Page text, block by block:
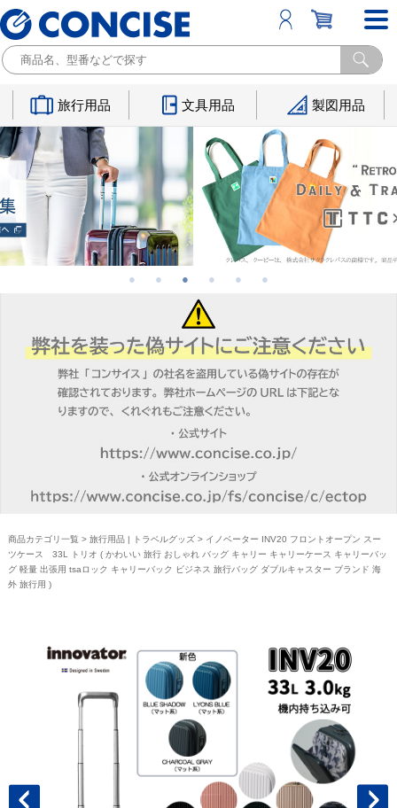
旅行用品 文具用品 製図用品
商品カテゴリ一覧 > 旅行用品 | トラベルグッズ> イノベーター INV20 フロントオープン スー
ツケース 33L トリオ ( かわいい 旅行 おしゃれ バッグ キャリー キャリーケース キャリーバッ
グ 軽量 出張用 tsaロック キャリーバック ビジネス 旅行バッグ ダブルキャスター ブランド 海
外 旅行用 )